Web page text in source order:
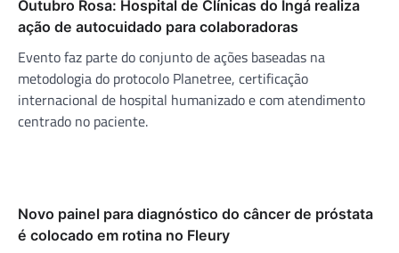
Outubro Rosa: Hospital de Clínicas do Ingá realiza
ação de autocuidado para colaboradoras
Evento faz parte do conjunto de ações baseadas na
metodologia do protocolo Planetree, certificação
internacional de hospital humanizado e com atendimento
centrado no paciente.
Novo painel para diagnóstico do câncer de próstata
é colocado em rotina no Fleury